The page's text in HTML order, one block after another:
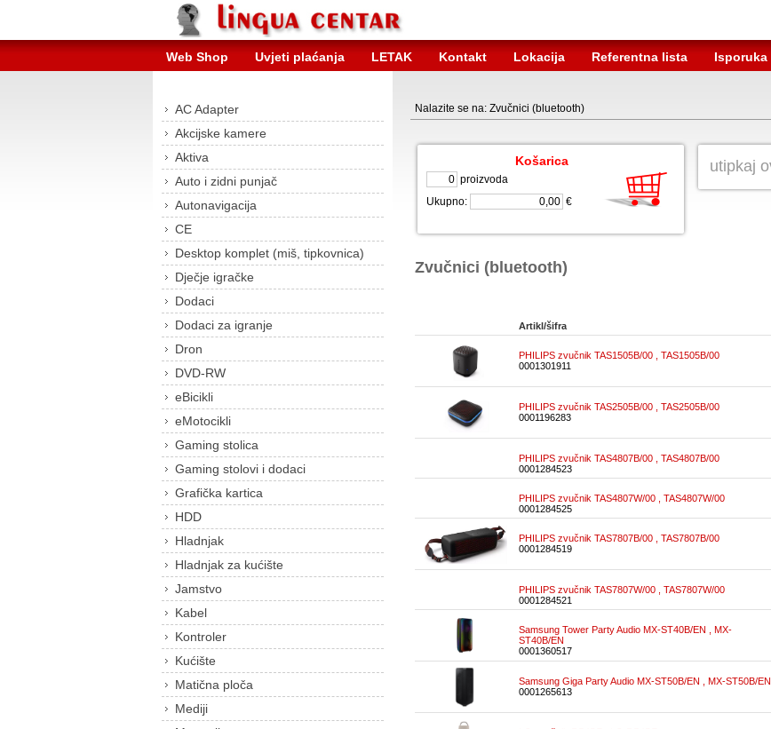
Web Shop Uvjeti plaćanja LETAK Kontakt Lokacija Referentna lista Isporuka
AC Adapter
Akcijske kamere
Aktiva
Auto i zidni punjač
Autonavigacija
CE
Desktop komplet (miš, tipkovnica)
Dječje igračke
Dodaci
Dodaci za igranje
Dron
DVD-RW
eBicikli
eMotocikli
Gaming stolica
Gaming stolovi i dodaci
Grafička kartica
HDD
Hladnjak
Hladnjak za kućište
Jamstvo
Kabel
Kontroler
Kućište
Matična ploča
Mediji
Nalazite se na: Zvučnici (bluetooth)
Košarica
proizvoda
Ukupno:
€
Zvučnici (bluetooth)
Artikl/šifra
PHILIPS zvučnik TAS1505B/00 , TAS1505B/00
0001301911
PHILIPS zvučnik TAS2505B/00 , TAS2505B/00
0001196283
PHILIPS zvučnik TAS4807B/00 , TAS4807B/00
0001284523
PHILIPS zvučnik TAS4807W/00 , TAS4807W/00
0001284525
PHILIPS zvučnik TAS7807B/00 , TAS7807B/00
0001284519
PHILIPS zvučnik TAS7807W/00 , TAS7807W/00
0001284521
Samsung Tower Party Audio MX-ST40B/EN , MX-
ST40B/EN
0001360517
Samsung Giga Party Audio MX-ST50B/EN , MX-ST50B/EN
0001265613